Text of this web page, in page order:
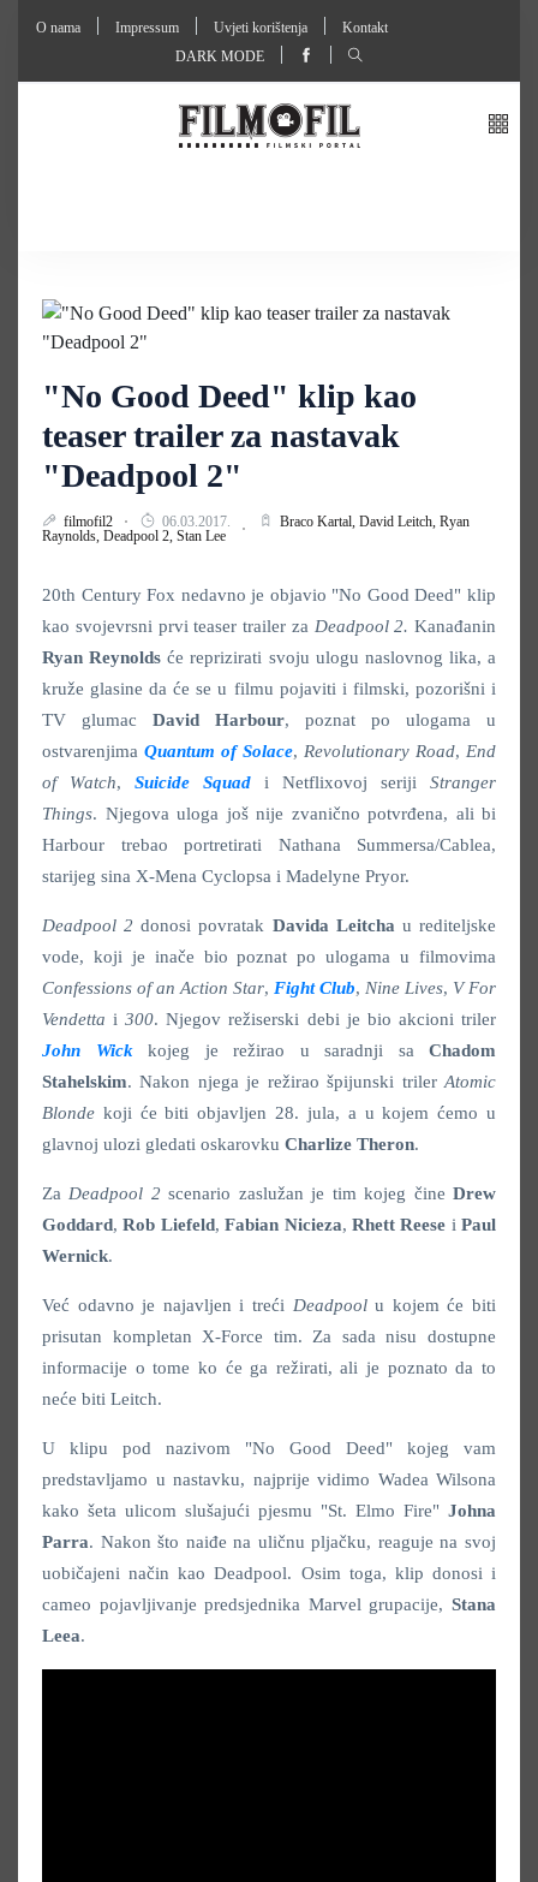
O nama Impressum Uvjeti korištenja
Kontakt
DARK MODE
"No Good Deed" klip kao
teaser trailer za nastavak
"Deadpool 2"
filmofil2 06.03.2017. Braco Kartal, David Leitch, Ryan
Raynolds, Deadpool 2, Stan Lee
20th Century Fox nedavno je objavio "No Good Deed" klip
kao svojevrsni prvi teaser trailer za Deadpool 2. Kanađanin
Ryan Reynolds će reprizirati svoju ulogu naslovnog lika, a
kruže glasine da će se u filmu pojaviti i filmski, pozorišni i
TV glumac David Harbour, poznat po ulogama u
ostvarenjima Quantum of Solace, Revolutionary Road, End
of Watch, Suicide Squad i Netflixovoj seriji Stranger
Things. Njegova uloga još nije zvanično potvrđena, ali bi
Harbour trebao portretirati Nathana Summersa/Cablea,
starijeg sina X-Mena Cyclopsa i Madelyne Pryor.
Deadpool 2 donosi povratak Davida Leitcha u rediteljske
vode, koji je inače bio poznat po ulogama u filmovima
Confessions of an Action Star, Fight Club, Nine Lives, V For
Vendetta i300. Njegov režiserski debi je bio akcioni triler
John Wickkojeg je režirao u saradnji sa Chadom
Stahelskim. Nakon njega je režirao špijunski triler Atomic
Blonde koji će biti objavljen 28. jula, a u kojem ćemo u
glavnoj ulozi gledati oskarovku Charlize Theron.
Za Deadpool 2 scenario zaslužan je tim kojeg čineDrew
Goddard,Rob Liefeld,Fabian Nicieza, Rhett Reese i Paul
Wernick.
Već odavno je najavljen i treći Deadpoolu kojem će biti
prisutan kompletan X-Force tim. Za sada nisu dostupne
informacije o tome ko će ga režirati, ali je poznato da to
neće biti Leitch.
U klipu pod nazivom "No Good Deed" kojeg vam
predstavljamo u nastavku, najprije vidimo Wadea Wilsona
kako šeta ulicom slušajući pjesmu "St. Elmo Fire" Johna
Parra. Nakon što naiđe na uličnu pljačku, reaguje na svoj
uobičajeni način kao Deadpool. Osim toga, klip donosi i
cameo pojavljivanje predsjednika Marvel grupacije, Stana
Leea.